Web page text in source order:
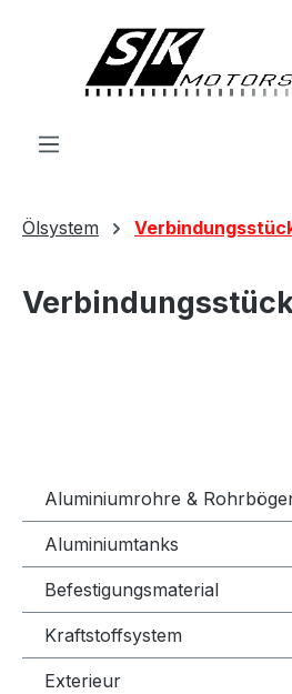
Ölsystem
Aluminiumrohre &
Aluminiumtanks
Befestigungsmaterial
Kraftstoffsystem
Exterieur